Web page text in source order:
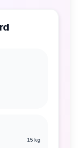
15 kg